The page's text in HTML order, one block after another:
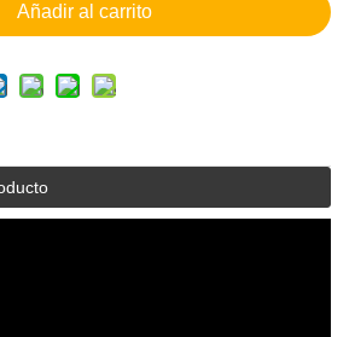
Añadir al carrito